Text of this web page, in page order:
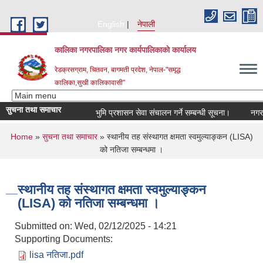
English
नेपाली
कालिका नगरपालिका नगर कार्यपालिकाकाे कार्यालय
रेडक्रसग्राम, चितवन, बागमती प्रदेश, नेपाल-"समृद्ध
कालिका,सुखी कालिकावासी"
सुचना तथा समाचार भुमि प्रशासन सेवा संचालन गर्ने सम्बन्धी सूचना। नगर
You are here
Home» सुचना तथा समाचार» स्थानीय तह संस्थागत क्षमता स्वमुल्याङ्कन (LISA)
को नतिजा सम्बन्धमा ।
स्थानीय तह संस्थागत क्षमता स्वमुल्याङ्कन
(LISA) को नतिजा सम्बन्धमा ।
Submitted on: Wed, 02/12/2025 - 14:21
Supporting Documents:
lisa नतिजा.pdf